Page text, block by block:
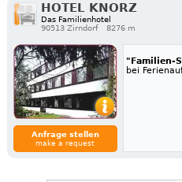
HOTEL KNORZ
Das Familienhotel
90513 Zirndorf
8276 m
Anfrage stellen
make a request
"Familien-
bei